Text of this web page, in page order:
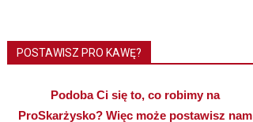
POSTAWISZ PRO KAWĘ?
Podoba Ci się to, co robimy na
ProSkarżysko? Więc może postawisz nam